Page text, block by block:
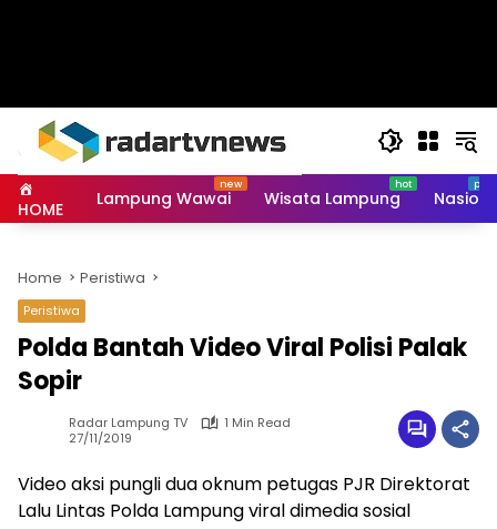
HOME Lampung Wawai Wisata Lampung
Home Peristiwa
Peristiwa
Polda Bantah Video Viral Polisi Palak
Sopir
Radar Lampung TV
1 Min Read
27/11/2019
Video aksi pungli dua oknum petugas PJR Direktorat
Lalu Lintas Polda Lampung viral dimedia sosial